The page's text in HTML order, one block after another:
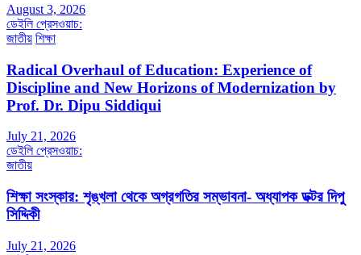
August 3, 2026
ডেইলি প্রেসওয়াচ:
জাতীয় শিক্ষা
Radical Overhaul of Education: Experience of
Discipline and New Horizons of Modernization by
Prof. Dr. Dipu Siddiqui
July 21, 2026
ডেইলি প্রেসওয়াচ:
জাতীয়
শিক্ষা সংস্কার: শৃঙ্খলা থেকে অগ্রগতির সম্ভাবনা- অধ্যাপক ডক্টর দিপু
সিদ্দিকী
July 21, 2026